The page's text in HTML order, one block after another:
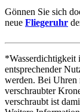
Gönnen Sie sich
neue Fliegeruhr
*Wasserdichtigkeit
entsprechender
werden. Bei Uhren
verschraubter
verschraubt ist